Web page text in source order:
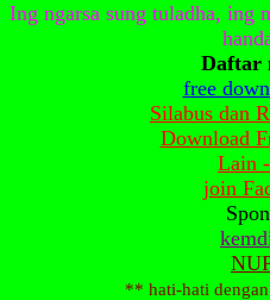
Ing ngarsa sung tuladha, ing
Daftar
free
Silabus dan
Download
Lain
join
** hati-hati